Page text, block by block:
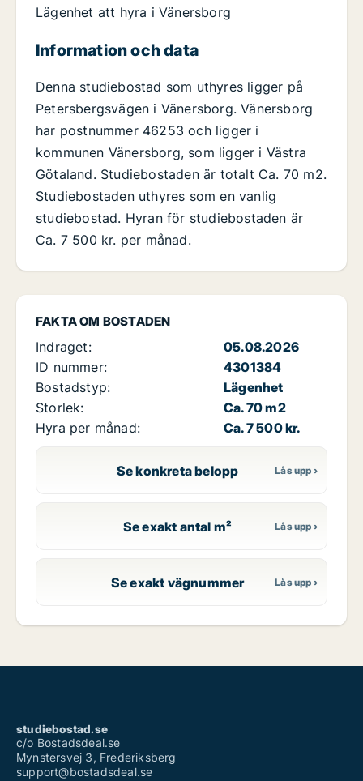
FAKTA OM BOSTADEN
Indraget:
05.08.2026
ID nummer:
4301384
Bostadstyp:
Lägenhet
Storlek:
Ca. 70 m2
Hyra per månad:
Ca. 7 500 kr.
Se konkreta belopp
Se exakt antal m²
Se exakt vägnummer
Lägenhet att hyra i Vänersborg
Information och data
Denna studiebostad som uthyres ligger på
Petersbergsvägen i Vänersborg. Vänersborg
har postnummer 46253 och ligger i
kommunen Vänersborg, som ligger i Västra
Götaland. Studiebostaden är totalt Ca. 70 m2.
Studiebostaden uthyres som en vanlig
studiebostad. Hyran för studiebostaden är
Ca. 7 500 kr. per månad.
studiebostad.se
c/o Bostadsdeal.se
Mynstersvej 3, Frederiksberg
support@bostadsdeal.se